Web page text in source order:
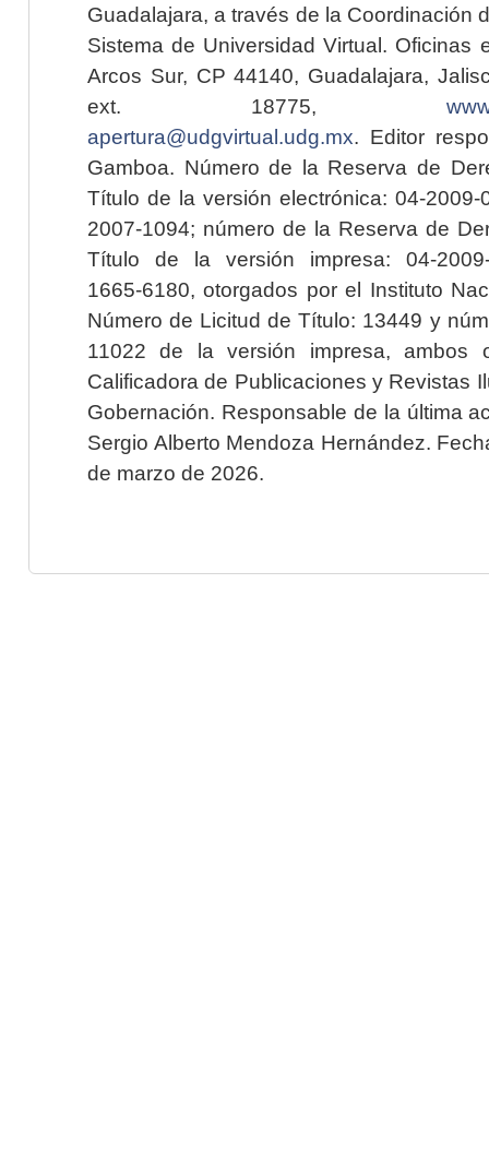
Guadalajara, a través de la Coordinación
Sistema de Universidad Virtual. Oficinas
Arcos Sur, CP 44140, Guadalajara,
ext. 18775,
apertura@udgvirtual.udg.mx. Editor
Gamboa. Número de la Reserva de
Título de la versión electrónica: 04-2009-
2007-1094; número de la Reserva de
Título de la versión impresa: 04-2009-
1665-6180, otorgados por el Instituto
Número de Licitud de Título: 13449 y
11022 de la versión impresa, ambos
Calificadora de Publicaciones y Revistas
Gobernación. Responsable de la última
Sergio Alberto Mendoza Hernández.
de marzo de 2026.